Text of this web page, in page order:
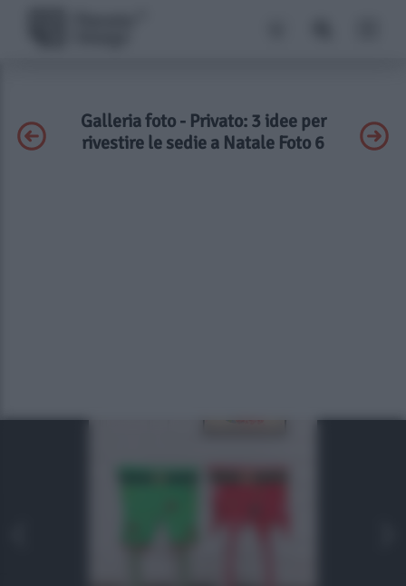
Galleria foto - Privato: 3 idee per
rivestire le sedie a Natale Foto 6